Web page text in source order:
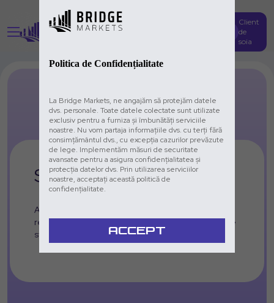
Client
de
soia
Social Trading
Accesați o platformă unde puteți vizualiza în timp
real diferiți traderi, analizați istoricul lor și alegeți ce
strategie să urmați.
Politica de Confidențialitate
La Bridge Markets, ne angajăm să protejăm datele
dvs. personale. Toate datele colectate sunt utilizate
exclusiv pentru a furniza și îmbunătăți serviciile
noastre. Nu vom partaja informațiile dvs. cu terți fără
consimțământul dvs., cu excepția cazurilor prevăzute
de lege. Implementăm măsuri de securitate
avansate pentru a asigura confidențialitatea și
protecția datelor dvs. Prin utilizarea serviciilor
noastre, acceptați această politică de
confidențialitate.
ACCEPT